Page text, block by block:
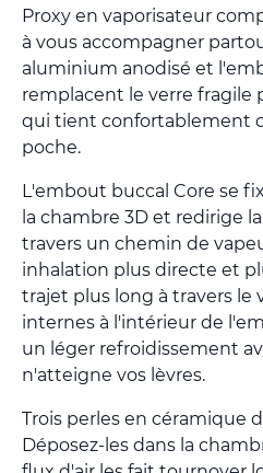
Proxy en vaporisateur
à vous accompagner
aluminium anodisé et
remplacent le verre fragile
qui tient confortablement
poche.
L'embout buccal Core se
la chambre 3D et redirige
travers un chemin de
inhalation plus directe et
trajet plus long à travers le
internes à l'intérieur de
un léger refroidissement
n'atteigne vos lèvres.
Trois perles en céramique
Déposez-les dans la